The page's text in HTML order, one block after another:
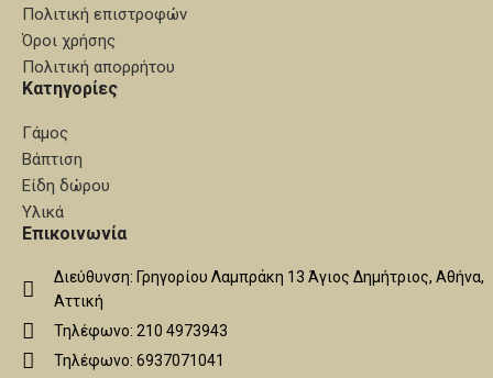
Πολιτική επιστροφών
Όροι χρήσης
Πολιτική απορρήτου
Κατηγορίες
Γάμος
Βάπτιση
Είδη δώρου
Υλικά
Επικοινωνία
Διεύθυνση: Γρηγορίου Λαμπράκη 13 Άγιος Δημήτριος, Αθήνα,
Αττική
Τηλέφωνο: 210 4973943
Τηλέφωνο: 6937071041